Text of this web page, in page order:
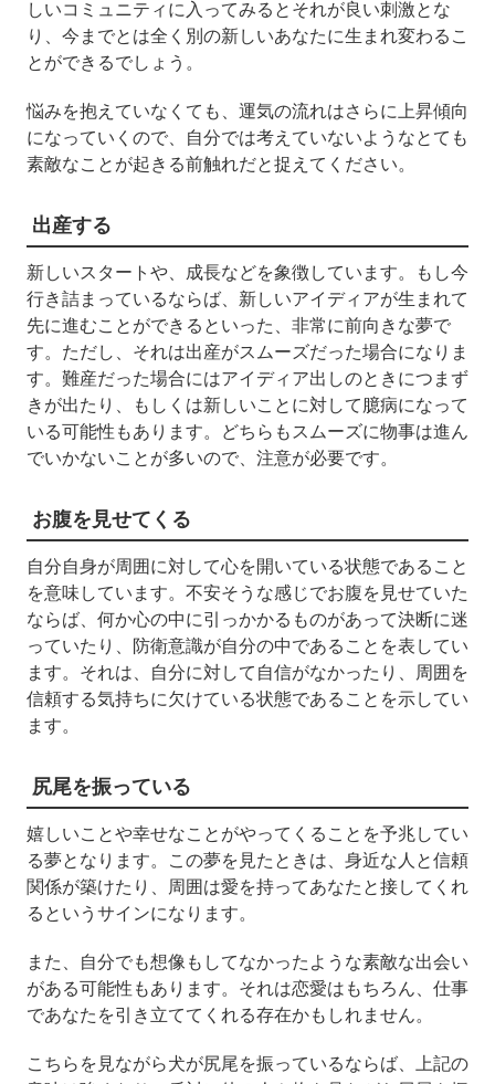
しいコミュニティに入ってみるとそれが良い刺激とな
り、今までとは全く別の新しいあなたに生まれ変わるこ
とができるでしょう。
悩みを抱えていなくても、運気の流れはさらに上昇傾向
になっていくので、自分では考えていないようなとても
素敵なことが起きる前触れだと捉えてください。
出産する
新しいスタートや、成長などを象徴しています。もし今
行き詰まっているならば、新しいアイディアが生まれて
先に進むことができるといった、非常に前向きな夢で
す。ただし、それは出産がスムーズだった場合になりま
す。難産だった場合にはアイディア出しのときにつまず
きが出たり、もしくは新しいことに対して臆病になって
いる可能性もあります。どちらもスムーズに物事は進ん
でいかないことが多いので、注意が必要です。
お腹を見せてくる
自分自身が周囲に対して心を開いている状態であること
を意味しています。不安そうな感じでお腹を見せていた
ならば、何か心の中に引っかかるものがあって決断に迷
っていたり、防衛意識が自分の中であることを表してい
ます。それは、自分に対して自信がなかったり、周囲を
信頼する気持ちに欠けている状態であることを示してい
ます。
尻尾を振っている
嬉しいことや幸せなことがやってくることを予兆してい
る夢となります。この夢を見たときは、身近な人と信頼
関係が築けたり、周囲は愛を持ってあなたと接してくれ
るというサインになります。
また、自分でも想像もしてなかったような素敵な出会い
がある可能性もあります。それは恋愛はもちろん、仕事
であなたを引き立ててくれる存在かもしれません。
こちらを見ながら犬が尻尾を振っているならば、上記の